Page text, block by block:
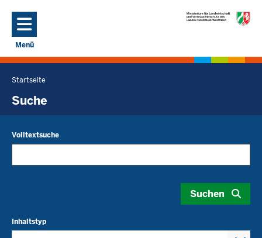
Menü
Navigation aktivieren/deaktivieren: Hauptmenü
Sie
befinden
Startseite
Suche
Volltextsuche
Suchen
Inhaltstyp